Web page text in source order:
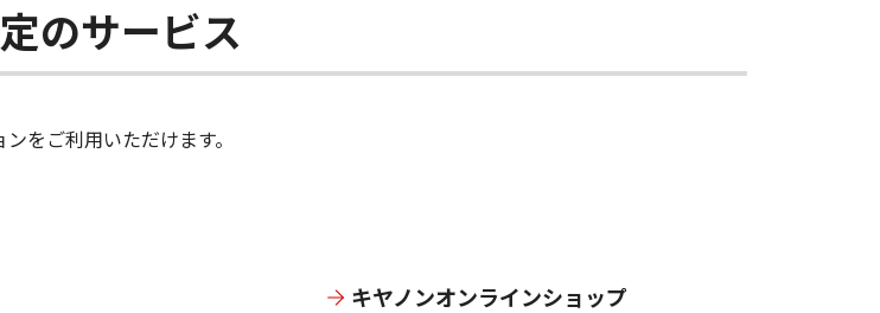
のサービス
をご利用いただけます。
キヤノンオンラインショップ